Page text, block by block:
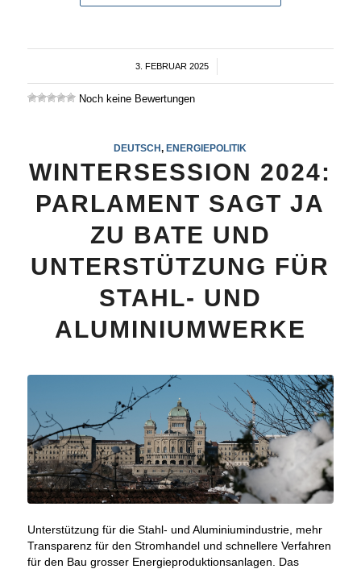
3. FEBRUAR 2025
/
Noch keine Bewertungen
DEUTSCH,ENERGIEPOLITIK
WINTERSESSION 2024:
PARLAMENT SAGT JA
ZU BATE UND
UNTERSTÜTZUNG FÜR
STAHL- UND
ALUMINIUMWERKE
Unterstützung für die Stahl- und Aluminiumindustrie, mehr
Transparenz für den Stromhandel und schnellere Verfahren
für den Bau grosser Energieproduktionsanlagen. Das